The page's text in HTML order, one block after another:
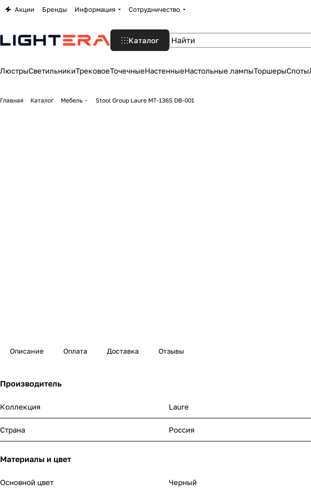
Акции Бренды Информация Сотрудничество
Каталог
ЛюстрыСветильникиТрековоеТочечныеНастенныеНастольные лампыТоршерыСпоты
Главная Каталог Мебель Stool Group Laure MT-136S DB-001
Описание Оплата Доставка Отзывы
Производитель
Коллекция Laure
Страна Россия
Материалы и цвет
Основной цвет Черный